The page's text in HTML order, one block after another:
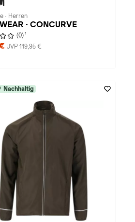
· Herren
· CONCURVE
(0) 1
UVP 119,95 €
Nachhaltig